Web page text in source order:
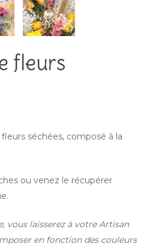
fleurs
séchées, composé à la
ou venez le récupérer
vous laisserez à votre Artisan
en fonction des couleurs